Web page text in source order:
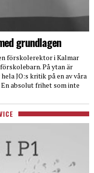
grundlagen
förskolerektor i Kalmar
På ytan är
JO:s kritik på en av våra
absolut frihet som inte